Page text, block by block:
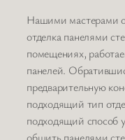
Нашими мастерами
отделка панелями
помещениях,
панелей.
предварительную
подходящий тип
подходящий способ